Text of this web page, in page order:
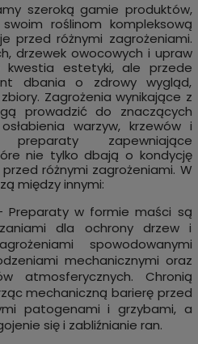
szeroką gamie produktów,
roślinom kompleksową
przed różnymi zagrożeniami.
drzewek owocowych i upraw
estetyki, ale przede
dbania o zdrowy wygląd,
Zagrożenia wynikające z
prowadzić do znaczących
warzyw, krzewów i
zapewniające
nie tylko dbają o kondycję
różnymi zagrożeniami. W
między innymi:
w formie maści są
dla ochrony drzew i
spowodowanymi
mechanicznymi oraz
atmosferycznych. Chronią
mechaniczną barierę przed
patogenami i grzybami, a
się i zabliźnianie ran.